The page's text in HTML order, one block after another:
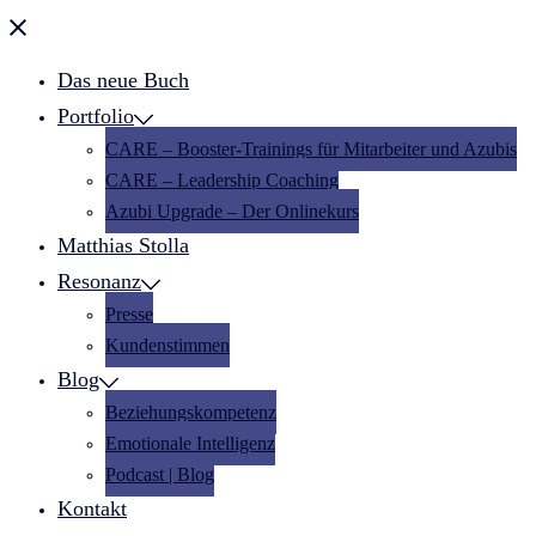
Menü
Das neue Buch
Portfolio
CARE – Booster-Trainings für Mitarbeiter und Azubis
CARE – Leadership Coaching
Azubi Upgrade – Der Onlinekurs
Matthias Stolla
Resonanz
Presse
Kundenstimmen
Blog
Beziehungskompetenz
Emotionale Intelligenz
Podcast | Blog
Kontakt